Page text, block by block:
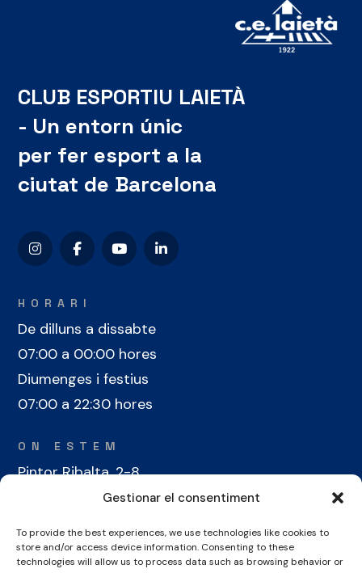
Gestionar el consentiment
To provide the best experiences, we use technologies like cookies to
store and/or access device information. Consenting to these
technologies will allow us to process data such as browsing behavior or
CLUB ESPORTIU LAIETÀ
- Un entorn únic
per fer esport a la
ciutat de Barcelona
HORARI
De dilluns a dissabte
07:00 a 00:00 hores
Diumenges i festius
07:00 a 22:30 hores
ON ESTEM
Pintor Ribalta, 2-8
08028 Barcelona
CONTACTE
+34 934 486 350